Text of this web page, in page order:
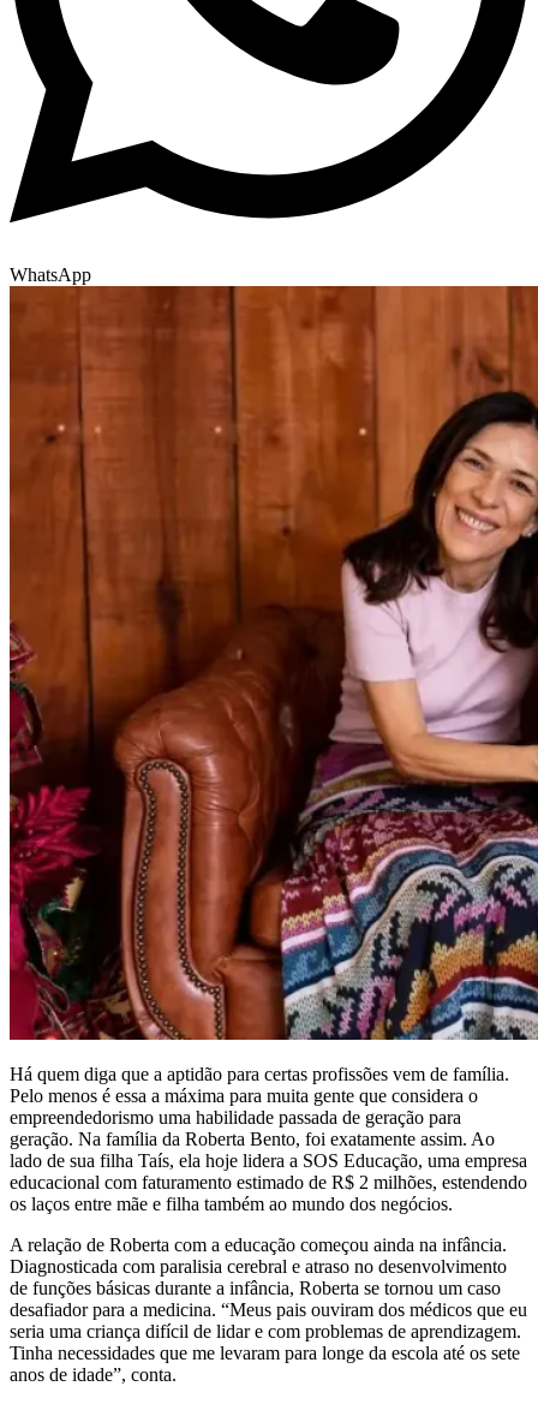
WhatsApp
Há quem diga que a aptidão para certas profissões vem de família.
Pelo menos é essa a máxima para muita gente que considera o
empreendedorismo uma habilidade passada de geração para
geração. Na família da Roberta Bento, foi exatamente assim. Ao
lado de sua filha Taís, ela hoje lidera a SOS Educação, uma empresa
educacional com faturamento estimado de R$ 2 milhões, estendendo
os laços entre mãe e filha também ao mundo dos negócios.
A relação de Roberta com a educação começou ainda na infância.
Diagnosticada com paralisia cerebral e atraso no desenvolvimento
de funções básicas durante a infância, Roberta se tornou um caso
desafiador para a medicina. “Meus pais ouviram dos médicos que eu
seria uma criança difícil de lidar e com problemas de aprendizagem.
Tinha necessidades que me levaram para longe da escola até os sete
anos de idade”, conta.